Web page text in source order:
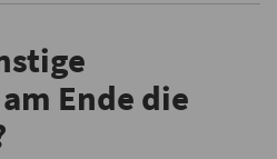
Ende die